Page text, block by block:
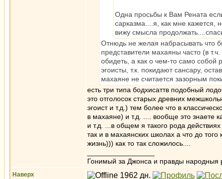
Одна просьбы к Вам Рената
сарказма....я, как мне кажется,
вижу смысла
Отнюдь не желая набрасывать что
представители махаяны часто (в
обидеть, а как о чем-то само собой
эгоисты, т.к. покидают сансару,
махаяне не считается зазорным
есть три типа бодхисаттв подобный
это отголосок старых древних
эгоист и т.д.) тем более что в
в махаяне) и т.д. .... вообще это знаете
и т.д. ...в общем я такого рода
так и в махаянских школах а что до
жизнь))) как то так сложилось....
Гонимый за Джонса и правды народныя
Наверх